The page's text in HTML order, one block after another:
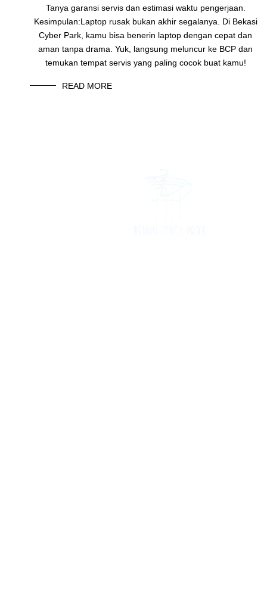
Tanya garansi servis dan estimasi waktu pengerjaan.
Kesimpulan:Laptop rusak bukan akhir segalanya. Di Bekasi
Cyber Park, kamu bisa benerin laptop dengan cepat dan
aman tanpa drama. Yuk, langsung meluncur ke BCP dan
temukan tempat servis yang paling cocok buat kamu!
READ MORE